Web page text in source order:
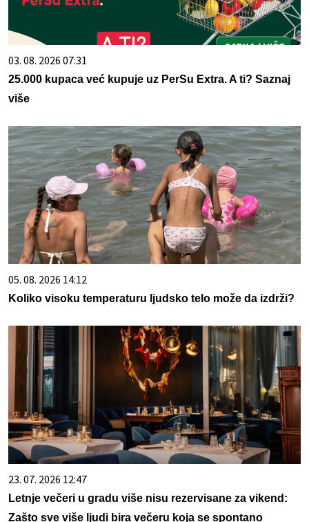
03. 08. 2026 07:31
25.000 kupaca već kupuje uz PerSu Extra. A ti? Saznaj
više
05. 08. 2026 14:12
Koliko visoku temperaturu ljudsko telo može da izdrži?
23. 07. 2026 12:47
Letnje večeri u gradu više nisu rezervisane za vikend:
Zašto sve više ljudi bira večeru koja se spontano